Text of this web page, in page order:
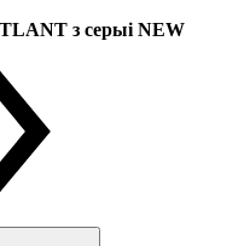
з серыі NEW